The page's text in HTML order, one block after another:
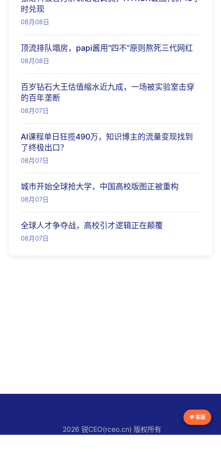
时兑现
08月08日
顶流排队塌房，papi酱用“四不”原则熬死三代网红
08月08日
百岁钻石大王估值缩水近九成，一场被实验室击穿
的百年垄断
08月07日
AI课程单日狂揽490万，知识博主的流量变现找到
了终极出口？
08月07日
城市开始全球抢大学，中国高校版图正被重构
08月07日
全球人才争夺战，高校引才逻辑正在颠覆
08月07日
2026 锐CEO(rceo.cn) 版权所有
💬 客服